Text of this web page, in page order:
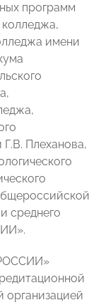
программ
имени
Плеханова,
среднего
организацией